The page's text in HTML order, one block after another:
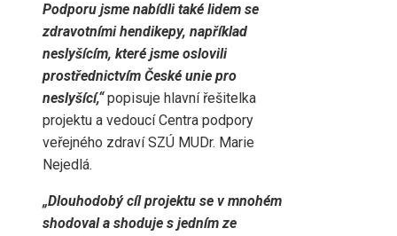
Podporu jsme nabídli také lidem se
zdravotními hendikepy, například
neslyšícím, které jsme oslovili
prostřednictvím České unie pro
neslyšící,“popisuje hlavní řešitelka
projektu a vedoucí Centra podpory
veřejného zdraví SZÚ MUDr. Marie
Nejedlá.
„Dlouhodobý cíl projektu se v mnohém
shodoval a shoduje s jedním ze